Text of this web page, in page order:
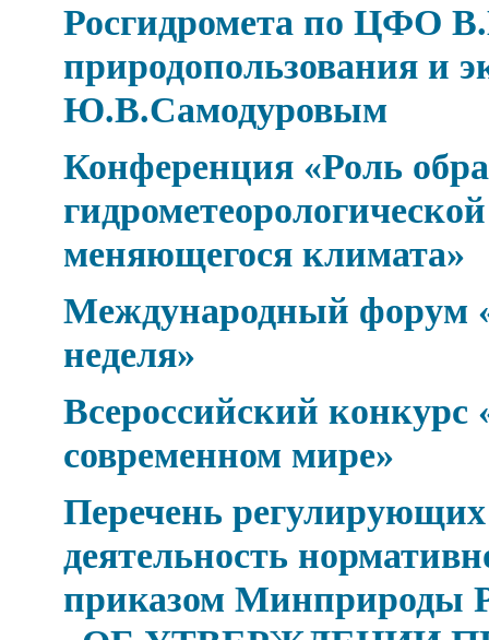
Росгидромета по ЦФО
природопользования и
Ю.В.Самодуровым
Конференция «Роль
меняющегося климата»
Международный форум
неделя»
Всероссийский конкурс
современном мире»
Перечень
деятельность
приказом Минприроды